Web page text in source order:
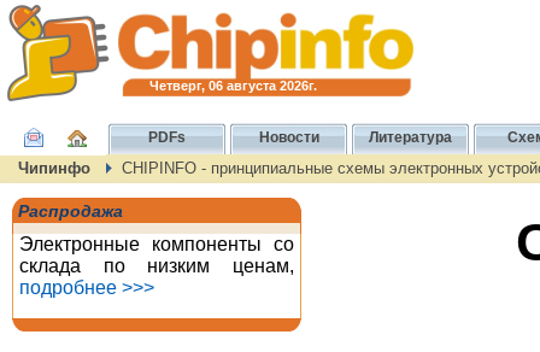
Четверг, 06 августа 2026г.
PDFs Новости Литература
Чипинфо CHIPINFO - принципиальные схемы электронных
Распродажа
Электронные компоненты со
склада по низким ценам,
подробнее >>>